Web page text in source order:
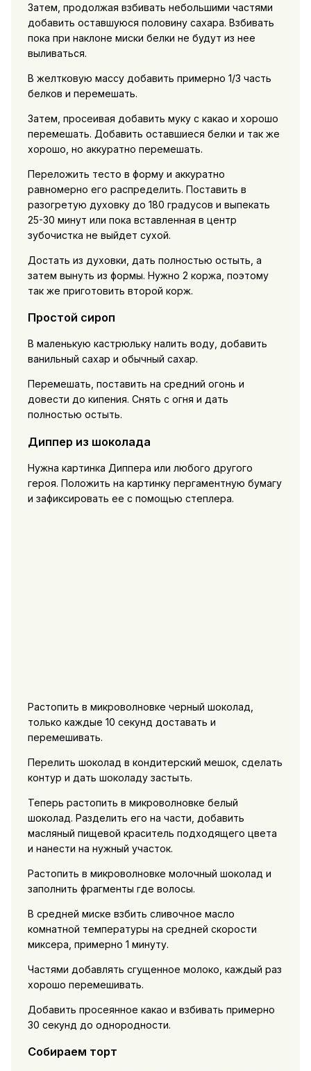
Затем, продолжая взбивать небольшими частями
добавить оставшуюся половину сахара. Взбивать
пока при наклоне миски белки не будут из нее
выливаться.
В желтковую массу добавить примерно 1/3 часть
белков и перемешать.
Затем, просеивая добавить муку с какао и хорошо
перемешать. Добавить оставшиеся белки и так же
хорошо, но аккуратно перемешать.
Переложить тесто в форму и аккуратно
равномерно его распределить. Поставить в
разогретую духовку до 180 градусов и выпекать
25-30 минут или пока вставленная в центр
зубочистка не выйдет сухой.
Достать из духовки, дать полностью остыть, а
затем вынуть из формы. Нужно 2 коржа, поэтому
так же приготовить второй корж.
Простой сироп
В маленькую кастрюльку налить воду, добавить
ванильный сахар и обычный сахар.
Перемешать, поставить на средний огонь и
довести до кипения. Снять с огня и дать
полностью остыть.
Диппер из шоколада
Нужна картинка Диппера или любого другого
героя. Положить на картинку пергаментную бумагу
и зафиксировать ее с помощью степлера.
Растопить в микроволновке черный шоколад,
только каждые 10 секунд доставать и
перемешивать.
Перелить шоколад в кондитерский мешок, сделать
контур и дать шоколаду застыть.
Теперь растопить в микроволновке белый
шоколад. Разделить его на части, добавить
масляный пищевой краситель подходящего цвета
и нанести на нужный участок.
Растопить в микроволновке молочный шоколад и
заполнить фрагменты где волосы.
В средней миске взбить сливочное масло
комнатной температуры на средней скорости
миксера, примерно 1 минуту.
Частями добавлять сгущенное молоко, каждый раз
хорошо перемешивать.
Добавить просеянное какао и взбивать примерно
30 секунд до однородности.
Собираем торт